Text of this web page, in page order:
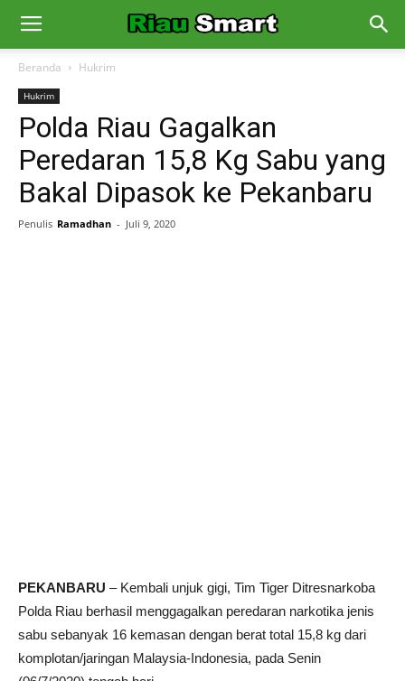
Beranda Hukrim
Hukrim
Polda Riau Gagalkan
Peredaran 15,8 Kg Sabu yang
Bakal Dipasok ke Pekanbaru
Penulis Ramadhan - Juli 9, 2020
PEKANBARU – Kembali unjuk gigi, Tim Tiger Ditresnarkoba
Polda Riau berhasil menggagalkan peredaran narkotika jenis
sabu sebanyak 16 kemasan dengan berat total 15,8 kg dari
komplotan/jaringan Malaysia-Indonesia, pada Senin